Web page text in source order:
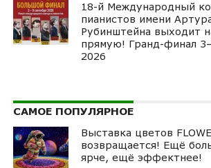
18-й Международный
пианистов имени
Рубинштейна выходит
прямую! Гранд-финал
2026
САМОЕ ПОПУЛЯРНОЕ
Выставка цветов
возвращается! Ещё
ярче, ещё эффектнее!